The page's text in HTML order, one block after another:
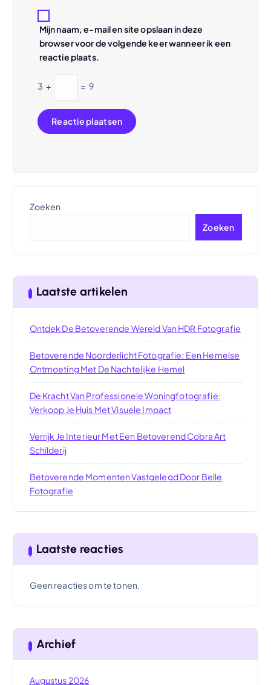
Mijn naam, e-mail en site opslaan in deze
browser voor de volgende keer wanneer ik een
reactie plaats.
3 + = 9
Zoeken
Zoeken
Laatste artikelen
Ontdek De Betoverende Wereld Van HDR Fotografie
Betoverende Noorderlicht Fotografie: Een Hemelse
Ontmoeting Met De Nachtelijke Hemel
De Kracht Van Professionele Woningfotografie:
Verkoop Je Huis Met Visuele Impact
Verrijk Je Interieur Met Een Betoverend Cobra Art
Schilderij
Betoverende Momenten Vastgelegd Door Belle
Fotografie
Laatste reacties
Geen reacties om te tonen.
Archief
Augustus 2026